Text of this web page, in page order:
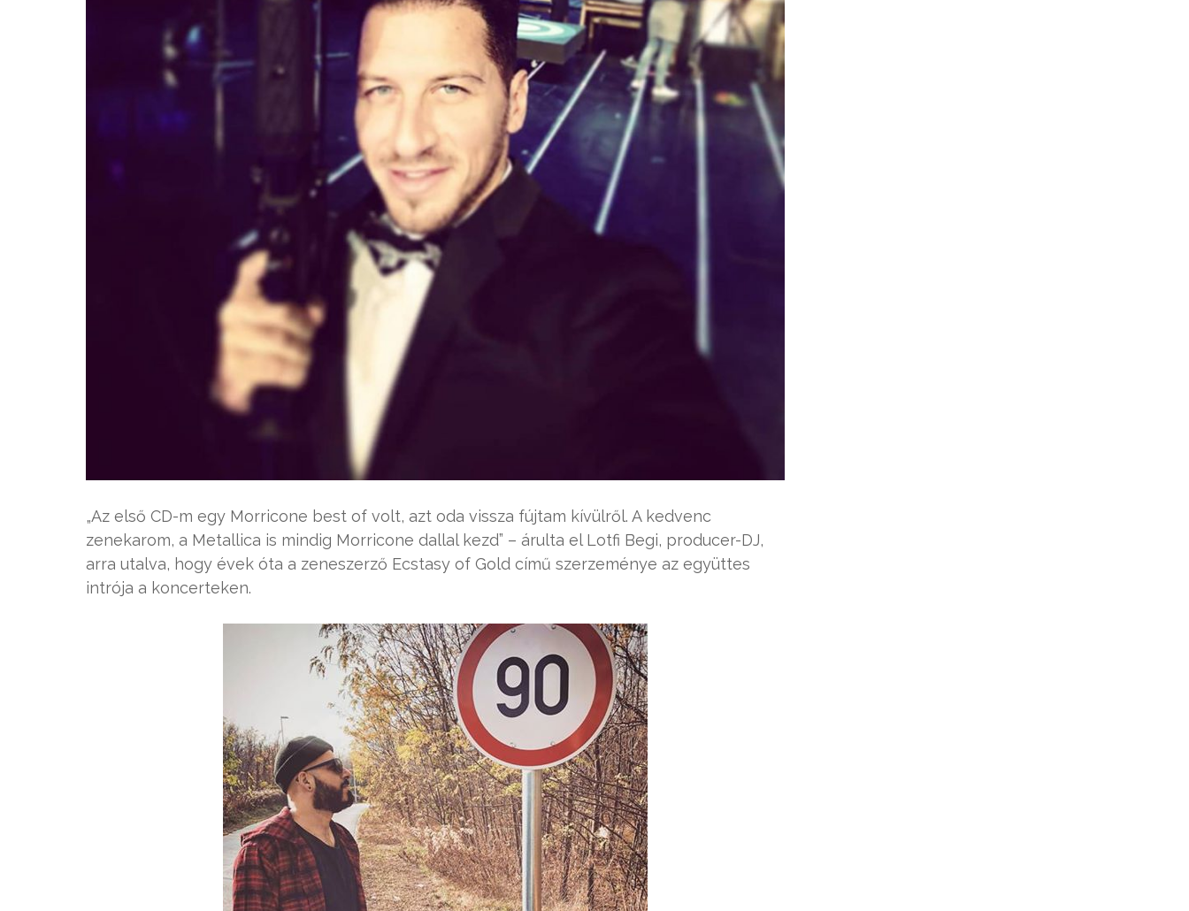
„Az első CD-m egy Morricone best of volt, azt oda vissza fújtam kívülről. A kedvenc
zenekarom, a Metallica is mindig Morricone dallal kezd” – árulta el Lotfi Begi, producer-DJ,
arra utalva, hogy évek óta a zeneszerző Ecstasy of Gold című szerzeménye az együttes
intrója a koncerteken.